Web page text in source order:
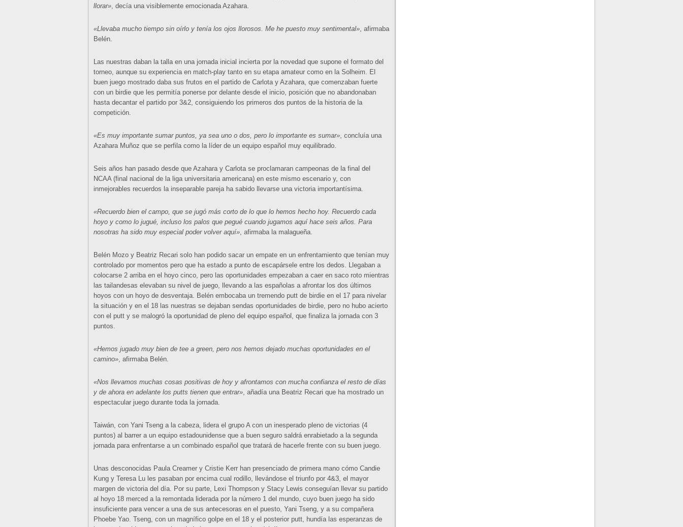
llorar», decía una visiblemente emocionada Azahara.
«Llevaba mucho tiempo sin oírlo y tenía los ojos llorosos. Me he puesto muy sentimental», afirmaba
Belén.
Las nuestras daban la talla en una jornada inicial incierta por la novedad que supone el formato del
torneo, aunque su experiencia en match-play tanto en su etapa amateur como en la Solheim. El
buen juego mostrado daba sus frutos en el partido de Carlota y Azahara, que comenzaban fuerte
con un birdie que les permitía ponerse por delante desde el inicio, posición que no abandonaban
hasta decantar el partido por 3&2, consiguiendo los primeros dos puntos de la historia de la
competición.
«Es muy importante sumar puntos, ya sea uno o dos, pero lo importante es sumar», concluía una
Azahara Muñoz que se perfila como la líder de un equipo español muy equilibrado.
Seis años han pasado desde que Azahara y Carlota se proclamaran campeonas de la final del
NCAA (final nacional de la liga universitaria americana) en este mismo escenario y, con
inmejorables recuerdos la inseparable pareja ha sabido llevarse una victoria importantísima.
«Recuerdo bien el campo, que se jugó más corto de lo que lo hemos hecho hoy. Recuerdo cada
hoyo y como lo jugué, incluso los palos que pegué cuando jugamos aquí hace seis años. Para
nosotras ha sido muy especial poder volver aquí», afirmaba la malagueña.
Belén Mozo y Beatriz Recari solo han podido sacar un empate en un enfrentamiento que tenían muy
controlado por momentos pero que ha estado a punto de escapársele entre los dedos. Llegaban a
colocarse 2 arriba en el hoyo cinco, pero las oportunidades empezaban a caer en saco roto mientras
las tailandesas elevaban su nivel de juego, llevando a las españolas a afrontar los dos últimos
hoyos con un hoyo de desventaja. Belén embocaba un tremendo putt de birdie en el 17 para nivelar
la situación y en el 18 las nuestras se dejaban sendas oportunidades de birdie, pero no hubo acierto
con el putt y se malogró la oportunidad de pleno del equipo español, que finaliza la jornada con 3
puntos.
«Hemos jugado muy bien de tee a green, pero nos hemos dejado muchas oportunidades en el
camino», afirmaba Belén.
«Nos llevamos muchas cosas positivas de hoy y afrontamos con mucha confianza el resto de días
y de ahora en adelante los putts tienen que entrar», añadía una Beatriz Recari que ha mostrado un
espectacular juego durante toda la jornada.
Taiwán, con Yani Tseng a la cabeza, lidera el grupo A con un inesperado pleno de victorias (4
puntos) al barrer a un equipo estadounidense que a buen seguro saldrá enrabietado a la segunda
jornada para enfrentarse a un combinado español que tratará de hacerle frente con su buen juego.
Unas desconocidas Paula Creamer y Cristie Kerr han presenciado de primera mano cómo Candie
Kung y Teresa Lu les pasaban por encima cual rodillo, llevándose el triunfo por 4&3, el mayor
margen de victoria del día. Por su parte, Lexi Thompson y Stacy Lewis conseguían llevar su partido
al hoyo 18 merced a la remontada liderada por la número 1 del mundo, cuyo buen juego ha sido
insuficiente para vencer a una de sus antecesoras en el puesto, Yani Tseng, y a su compañera
Phoebe Yao. Tseng, con un magnífico golpe en el 18 y el posterior putt, hundía las esperanzas de